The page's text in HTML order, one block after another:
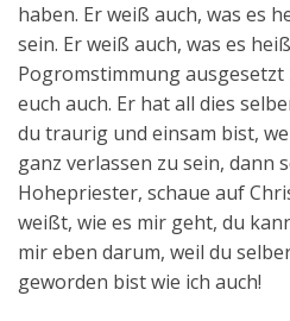
haben. Er weiß auch, was es
sein. Er weiß auch, was es
Pogromstimmung ausgesetzt
euch auch. Er hat all dies
du traurig und einsam bist,
ganz verlassen zu sein, dann
Hohepriester, schaue auf
weißt, wie es mir geht, du
mir eben darum, weil du
geworden bist wie ich auch!